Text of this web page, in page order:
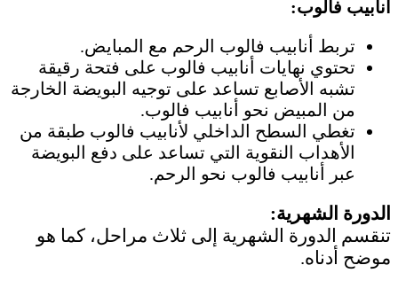
أنابيب فالوب:
تربط أنابيب فالوب الرحم مع المبايض.
تحتوي نهايات أنابيب فالوب على فتحة رقيقة
تشبه الأصابع تساعد على توجيه البويضة الخارجة
من المبيض نحو أنابيب فالوب.
تغطي السطح الداخلي لأنابيب فالوب طبقة من
الأهداب النقوية التي تساعد على دفع البويضة
عبر أنابيب فالوب نحو الرحم.
الدورة الشهرية:
تنقسم الدورة الشهرية إلى ثلاث مراحل، كما هو
موضح أدناه.